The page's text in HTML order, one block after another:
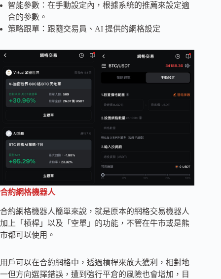
智能參數：在手動設定內，根據系統的推薦來設定適
合的參數。
策略跟單：跟隨交易員、AI 提供的網格設定
合約網格機器人
合約網格機器人簡單來說，就是原本的網格交易機器人
加上「槓桿」以及「空單」的功能，不管在牛市或是熊
市都可以使用。
用戶可以在合約網格中，透過槓桿來放大獲利，相對地
一但方向選擇錯誤，遭到強行平倉的風險也會增加，目